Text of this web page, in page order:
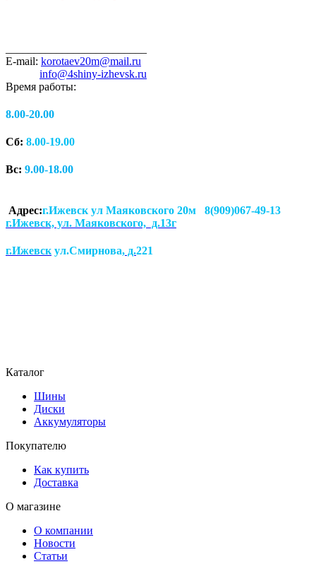
E-mail: korotaev20m@mail.ru
info@4shiny-izhevsk.ru
Время работы:
8.00-20.00
Сб: 8.00-19.00
Вс: 9.00-18.00
Адрес:г.Ижевск ул Маяковского 20м 8(909)067-49-13
г.Ижевск, ул. Маяковского, д.13г
г.Ижевск ул.Смирнова, д.221
Каталог
Шины
Диски
Аккумуляторы
Покупателю
Как купить
Доставка
О магазине
О компании
Новости
Статьи